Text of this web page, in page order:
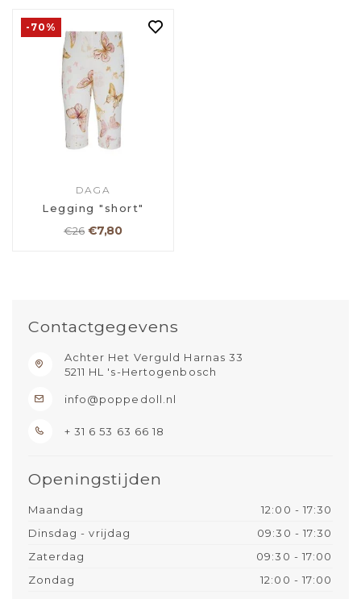
-70%
DAGA
Legging "short"
€26 €7,80
Contactgegevens
Achter Het Verguld Harnas 33
5211 HL 's-Hertogenbosch
info@poppedoll.nl
+ 31 6 53 63 66 18
Openingstijden
Maandag
12:00 - 17:30
Dinsdag - vrijdag
09:30 - 17:30
Zaterdag
09:30 - 17:00
Zondag
12:00 - 17:00